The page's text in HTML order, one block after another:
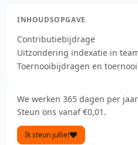
INHOUDSOPGAVE
Contributiebijdrage
Uitzondering indexatie in
Toernooibijdragen en
We werken 365 dagen per
Steun ons vanaf €0,01.
Ik steun jullie!